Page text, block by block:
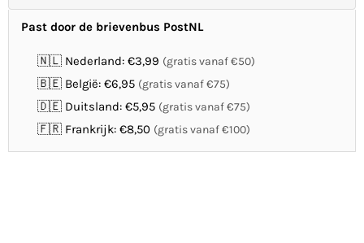
Past door de brievenbus PostNL
🇳🇱 Nederland: €3,99 (gratis vanaf €50)
🇧🇪 België: €6,95 (gratis vanaf €75)
🇩🇪 Duitsland: €5,95 (gratis vanaf €75)
🇫🇷 Frankrijk: €8,50 (gratis vanaf €100)